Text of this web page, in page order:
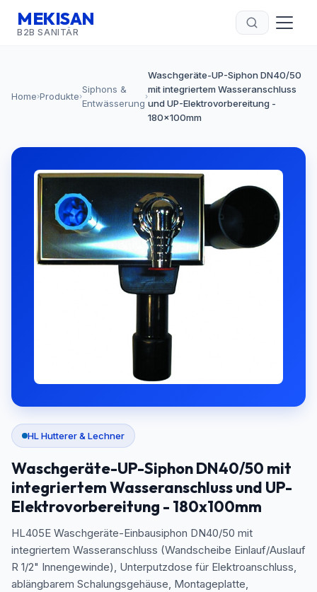
MEKISAN
B2B SANITÄR
Home›Produkte›
Siphons &
Entwässerung
›
Waschgeräte-UP-Siphon DN40/50
mit integriertem Wasseranschluss
und UP-Elektrovorbereitung -
180x100mm
HL Hutterer & Lechner
Waschgeräte-UP-Siphon DN40/50 mit
integriertem Wasseranschluss und UP-
Elektrovorbereitung - 180x100mm
HL405E Waschgeräte-Einbausiphon DN40/50 mit
integriertem Wasseranschluss (Wandscheibe Einlauf/Auslauf
R 1/2" Innengewinde), Unterputzdose für Elektroanschluss,
ablängbarem Schalungsgehäuse, Montageplatte,